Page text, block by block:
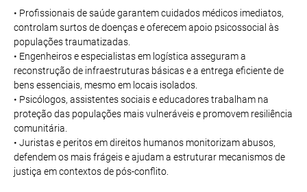
• Profissionais de saúde garantem cuidados médicos imediatos,
controlam surtos de doenças e oferecem apoio psicossocial às
populações traumatizadas.
• Engenheiros e especialistas em logística asseguram a
reconstrução de infraestruturas básicas e a entrega eficiente de
bens essenciais, mesmo em locais isolados.
• Psicólogos, assistentes sociais e educadores trabalham na
proteção das populações mais vulneráveis e promovem resiliência
comunitária.
• Juristas e peritos em direitos humanos monitorizam abusos,
defendem os mais frágeis e ajudam a estruturar mecanismos de
justiça em contextos de pós-conflito.